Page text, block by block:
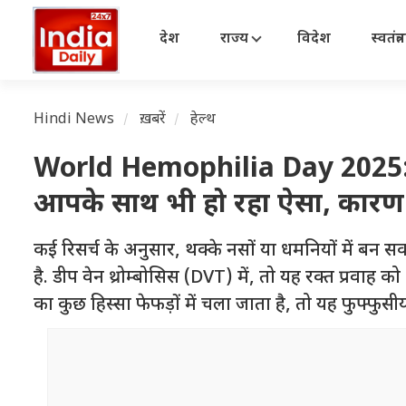
देश राज्य विदेश
Hindi News ख़बरें हेल्थ
World Hemophilia Day
आपके साथ भी हो रहा ऐसा,
कई रिसर्च के अनुसार, थक्के नसों या धमनियों में बन
है. डीप वेन थ्रोम्बोसिस (DVT) में, तो यह रक्त
का कुछ हिस्सा फेफड़ों में चला जाता है, तो यह